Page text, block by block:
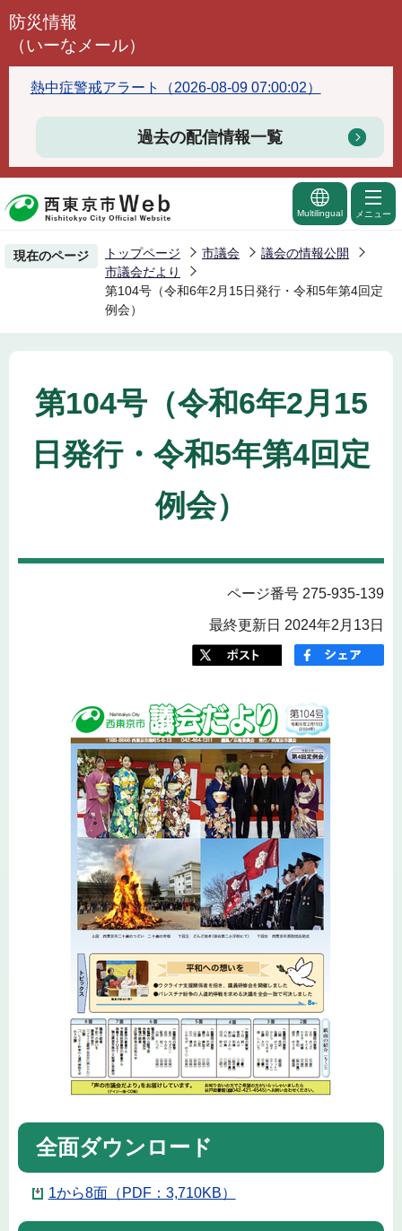
こ
頭
で
防災情報
（いーなメール）
熱中症警戒アラート（2026-08-09 07:00:02）
過去の配信情報一覧
Multilingual メニュー
現在のページ トップページ 市議会
議会の情報公開
市議会だより
第104号（令和6年2月15日発行・令和5年第4回定
例会）
第104号（令和6年2月15
日発行・令和5年第4回定
例会）
ページ番号 275-935-139
最終更新日 2024年2月13日
全面ダウンロード
1から8面（PDF：3,710KB）